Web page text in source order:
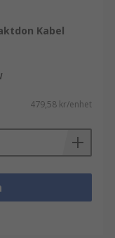
Kabel
479,58 kr/enhet